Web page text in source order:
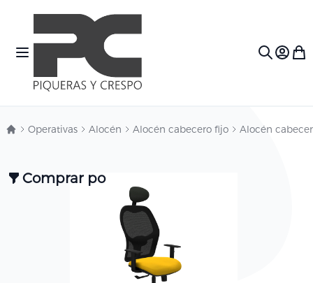
Toggle Nav Mi
Operativas Alocén Alocén cabecero fijo Alocén
Comprar por